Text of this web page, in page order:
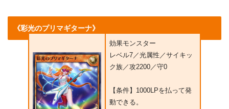
《彩光のプリマギターナ》
効果モンスター
レベル7／光属性／サイキッ
ク族／攻2200／守0
【条件】1000LPを払って発
動できる。